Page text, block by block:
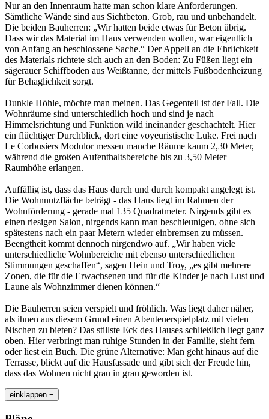
Nur an den Innenraum hatte man schon klare Anforderungen.
Sämtliche Wände sind aus Sichtbeton. Grob, rau und unbehandelt.
Die beiden Bauherren: „Wir hatten beide etwas für Beton übrig.
Dass wir das Material im Haus verwenden wollen, war eigentlich
von Anfang an beschlossene Sache.“ Der Appell an die Ehrlichkeit
des Materials richtete sich auch an den Boden: Zu Füßen liegt ein
sägerauer Schiffboden aus Weißtanne, der mittels Fußbodenheizung
für Behaglichkeit sorgt.
Dunkle Höhle, möchte man meinen. Das Gegenteil ist der Fall. Die
Wohnräume sind unterschiedlich hoch und sind je nach
Himmelsrichtung und Funktion wild ineinander geschachtelt. Hier
ein flüchtiger Durchblick, dort eine voyeuristische Luke. Frei nach
Le Corbusiers Modulor messen manche Räume kaum 2,30 Meter,
während die großen Aufenthaltsbereiche bis zu 3,50 Meter
Raumhöhe erlangen.
Auffällig ist, dass das Haus durch und durch kompakt angelegt ist.
Die Wohnnutzfläche beträgt - das Haus liegt im Rahmen der
Wohnförderung - gerade mal 135 Quadratmeter. Nirgends gibt es
einen riesigen Salon, nirgends kann man beschleunigen, ohne sich
spätestens nach ein paar Metern wieder einbremsen zu müssen.
Beengtheit kommt dennoch nirgendwo auf. „Wir haben viele
unterschiedliche Wohnbereiche mit ebenso unterschiedlichen
Stimmungen geschaffen“, sagen Hein und Troy, „es gibt mehrere
Zonen, die für die Erwachsenen und für die Kinder je nach Lust und
Laune als Wohnzimmer dienen können.“
Die Bauherren seien verspielt und fröhlich. Was liegt daher näher,
als ihnen aus diesem Grund einen Abenteuerspielplatz mit vielen
Nischen zu bieten? Das stillste Eck des Hauses schließlich liegt ganz
oben. Hier verbringt man ruhige Stunden in der Familie, sieht fern
oder liest ein Buch. Die grüne Alternative: Man geht hinaus auf die
Terrasse, blickt auf die Hausfassade und gibt sich der Freude hin,
dass das Wohnen nicht grau in grau geworden ist.
einklappen −